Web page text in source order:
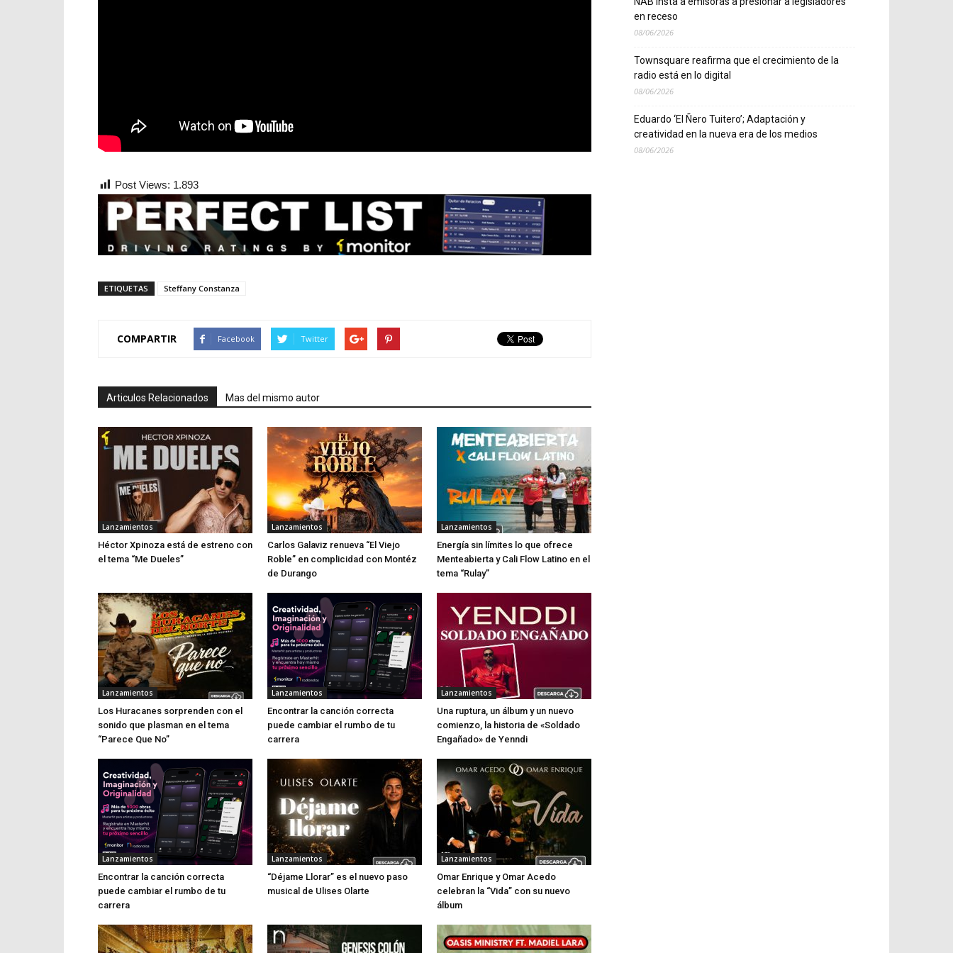
Post Views: 1.893
ETIQUETAS Steffany Constanza
COMPARTIR Facebook Twitter
Articulos Relacionados Mas del mismo autor
Lanzamientos
Héctor Xpinoza está de estreno con
el tema “Me Dueles”
Lanzamientos
Carlos Galaviz renueva “El Viejo
Roble” en complicidad con Montéz
de Durango
Lanzamientos
Energía sin límites lo que ofrece
Menteabierta y Cali Flow Latino en el
tema “Rulay”
Lanzamientos
Los Huracanes sorprenden con el
sonido que plasman en el tema
“Parece Que No”
Lanzamientos
Encontrar la canción correcta
puede cambiar el rumbo de tu
carrera
Lanzamientos
Una ruptura, un álbum y un nuevo
comienzo, la historia de «Soldado
Engañado» de Yenndi
Lanzamientos
Encontrar la canción correcta
puede cambiar el rumbo de tu
carrera
Lanzamientos
“Déjame Llorar” es el nuevo paso
musical de Ulises Olarte
Lanzamientos
Omar Enrique y Omar Acedo
celebran la “Vida” con su nuevo
álbum
en receso
08/06/2026
Townsquare reafirma que el crecimiento de la
radio está en lo digital
08/06/2026
Eduardo ‘El Ñero Tuitero’; Adaptación y
creatividad en la nueva era de los medios
08/06/2026